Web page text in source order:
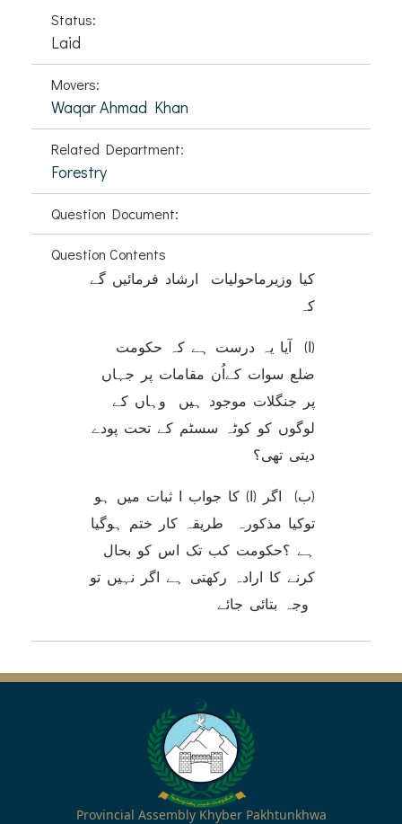
Status:
Laid
Movers:
Waqar Ahmad Khan
Related Department:
Forestry
Question Document:
Question Contents
کیا وزیرماحولیات ارشاد فرمائیں گے
کہ
(ا) آیا یہ درست ہے کہ حکومت
ضلع سوات کےاُن مقامات پر جہاں
پر جنگلات موجود ہیں وہاں کے
لوگوں کو کوٹہ سسٹم کے تحت پودے
دیتی تھی؟
(ب) اگر (ا) کا جواب ا ثبات میں ہو
توکیا مذکورہ طریقہ کار ختم ہوگیا
ہے ؟حکومت کب تک اس کو بحال
کرنے کا ارادہ رکھتی ہے اگر نہیں تو
وجہ بتائی جائے
Provincial Assembly Khyber Pakhtunkhwa